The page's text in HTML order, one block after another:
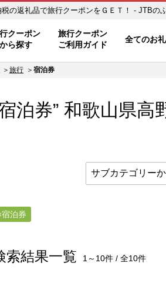
宿泊券】のお礼の品一覧 ふるさと納税の返礼品で旅行クーポンをＧ
クーポン
から探す
旅行クーポン
ご利用ガイド
全てのお
旅行 宿泊券
泊券” 和歌山県高
宿泊券
索結果一覧 1～10件 / 全10件